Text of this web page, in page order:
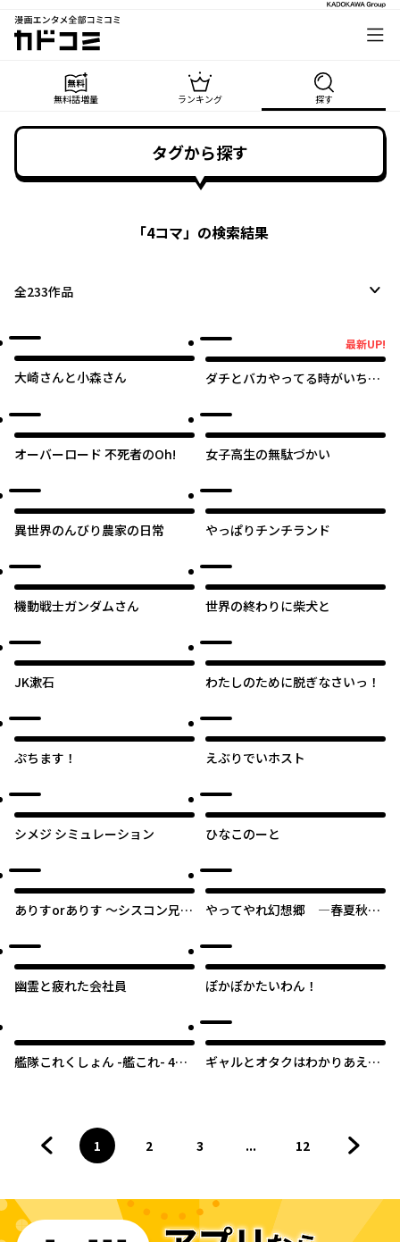
漫画エンタメ全部コミコミ
カドコミ
無料話増量 ランキング 探す
タグから探す
「4コマ」の検索結果
全233作品
大崎さんと小森さん
最新UP!
ダチとバカやってる時がいちば
オーバーロード 不死者のOh! 女子高生の無駄づかい
異世界のんびり農家の日常 やっぱりチンチランド
機動戦士ガンダムさん 世界の終わりに柴犬と
JK漱石 わたしのために脱ぎなさいっ！
ぷちます！ えぶりでいホスト
シメジ シミュレーション ひなこのーと
ありすorありす ～シスコン兄さ
やってやれ幻想郷 ―春夏秋冬
幽霊と疲れた会社員 ぽかぽかたいわん！
艦隊これくしょん -艦これ- 4コ
ギャルとオタクはわかりあえな
前のページへ
ページ
1
へ
2
3
...
12